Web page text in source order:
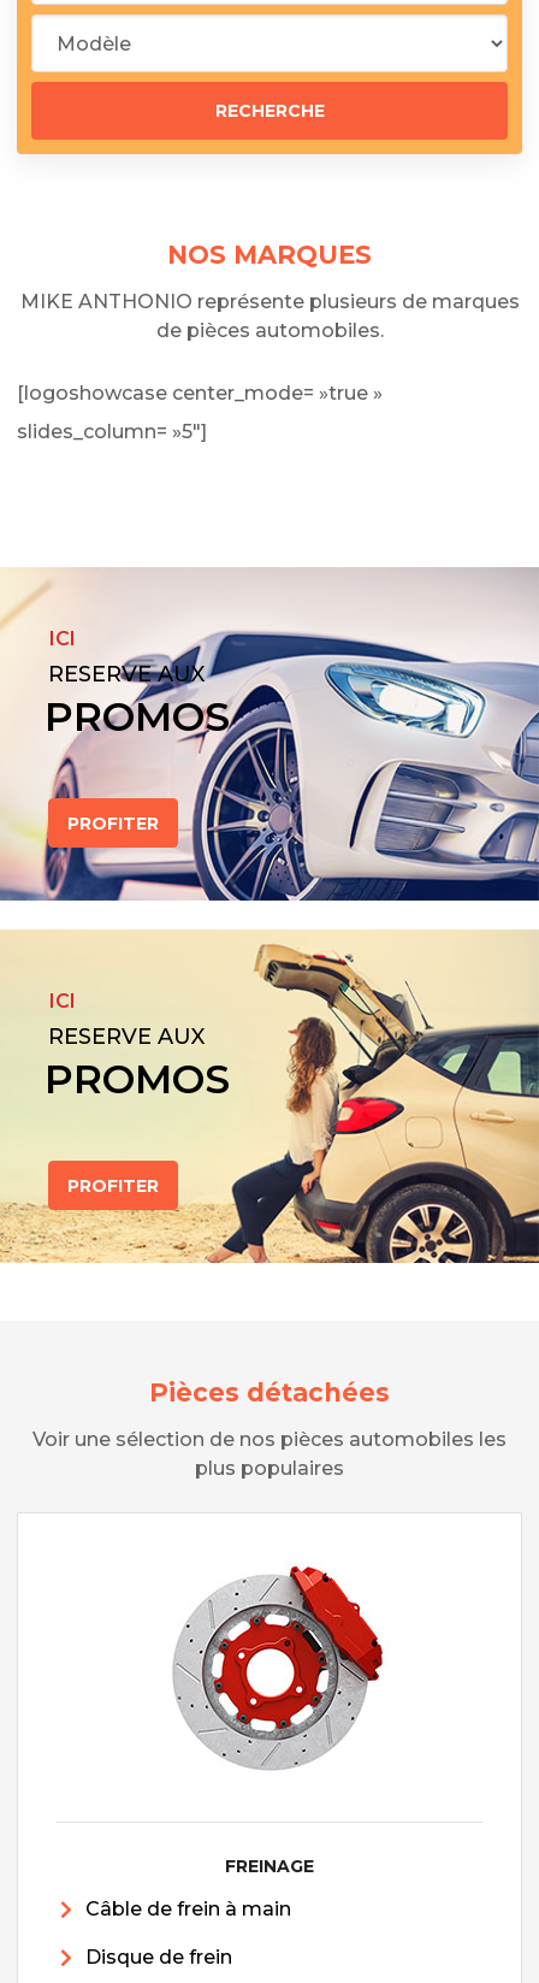
NOS MARQUES
MIKE ANTHONIO représente plusieurs de marques
de pièces automobiles.
[logoshowcase center_mode= »true »
slides_column= »5″]
ICI
RESERVE AUX
PROMOS
PROFITER
ICI
RESERVE AUX
PROMOS
PROFITER
Pièces détachées
Voir une sélection de nos pièces automobiles les
plus populaires
FREINAGE
Câble de frein à main
Disque de frein